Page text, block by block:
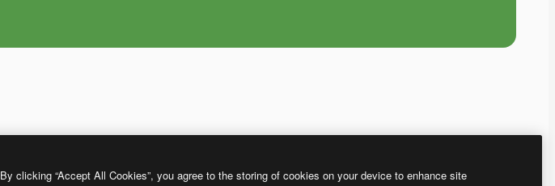
By clicking “Accept All Cookies”, you agree to the storing of cookies on your device to enhance site